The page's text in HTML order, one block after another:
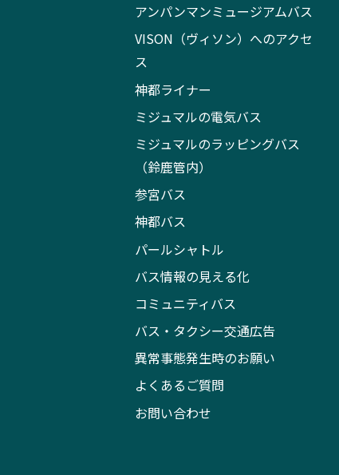
アンパンマンミュージアムバス
VISON（ヴィソン）へのアクセ
ス
神都ライナー
ミジュマルの電気バス
ミジュマルのラッピングバス
（鈴鹿管内）
参宮バス
神都バス
パールシャトル
バス情報の見える化
コミュニティバス
バス・タクシー交通広告
異常事態発生時のお願い
よくあるご質問
お問い合わせ